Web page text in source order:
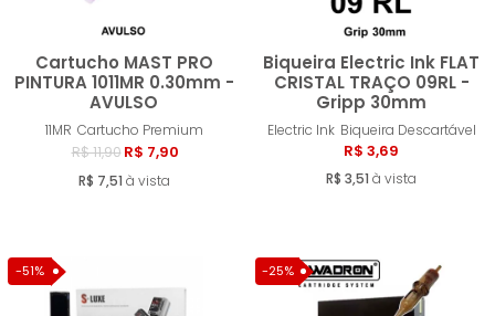
Cartucho MAST PRO
PINTURA 1011MR 0.30mm -
AVULSO
11MR Cartucho Premium
R$ 11,90 R$ 7,90
R$ 7,51 à vista
Comprar
Biqueira Electric Ink FLAT
CRISTAL TRAÇO 09RL -
Gripp 30mm
Electric Ink Biqueira Descartável
R$ 3,69
R$ 3,51 à vista
-51% -25%